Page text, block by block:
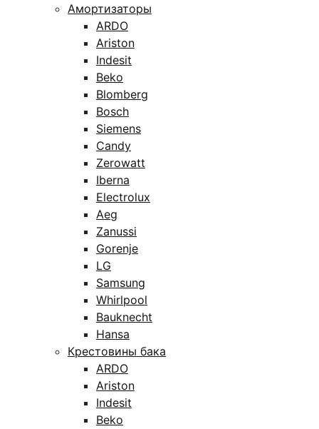
Амортизаторы
ARDO
Ariston
Indesit
Beko
Blomberg
Bosch
Siemens
Candy
Zerowatt
Iberna
Electrolux
Aeg
Zanussi
Gorenje
LG
Samsung
Whirlpool
Bauknecht
Hansa
Крестовины бака
ARDO
Ariston
Indesit
Beko